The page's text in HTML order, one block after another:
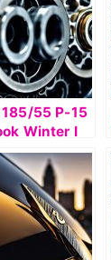
55 Р-15
Winter I
W429